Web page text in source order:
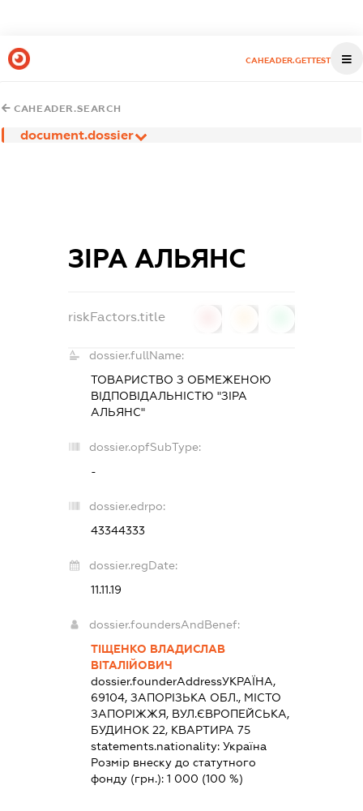
CAHEADER.GETTEST
CAHEADER.SEARCH
document.dossier
ЗІРА АЛЬЯНС
riskFactors.title
dossier.fullName:
ТОВАРИСТВО З ОБМЕЖЕНОЮ
ВІДПОВІДАЛЬНІСТЮ "ЗІРА
АЛЬЯНС"
dossier.opfSubType:
-
dossier.edrpo:
43344333
dossier.regDate:
11.11.19
dossier.foundersAndBenef:
ТІЩЕНКО ВЛАДИСЛАВ
ВІТАЛІЙОВИЧ
dossier.founderAddressУКРАЇНА,
69104, ЗАПОРІЗЬКА ОБЛ., МІСТО
ЗАПОРІЖЖЯ, ВУЛ.ЄВРОПЕЙСЬКА,
БУДИНОК 22, КВАРТИРА 75
statements.nationality: Україна
Розмір внеску до статутного
фонду (грн.): 1 000 (100 %)